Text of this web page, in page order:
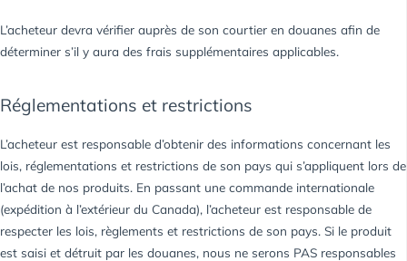
L’acheteur devra vérifier auprès de son courtier en douanes afin de
déterminer s’il y aura des frais supplémentaires applicables.
Réglementations et restrictions
L’acheteur est responsable d’obtenir des informations concernant les
lois, réglementations et restrictions de son pays qui s’appliquent lors de
l’achat de nos produits. En passant une commande internationale
(expédition à l’extérieur du Canada), l’acheteur est responsable de
respecter les lois, règlements et restrictions de son pays. Si le produit
est saisi et détruit par les douanes, nous ne serons PAS responsables